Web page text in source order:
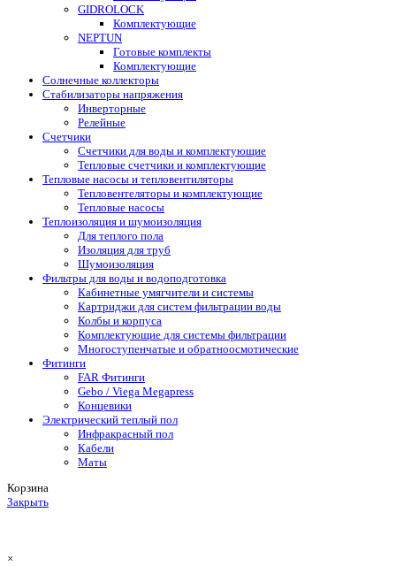
GIDROLOCK
Комплектующие
NEPTUN
Готовые комплекты
Комплектующие
Солнечные коллекторы
Стабилизаторы напряжения
Инверторные
Релейные
Счетчики
Счетчики для воды и комплектующие
Тепловые счетчики и комплектующие
Тепловые насосы и тепловентиляторы
Тепловентеляторы и комплектующие
Тепловые насосы
Теплоизоляция и шумоизоляция
Для теплого пола
Изоляция для труб
Шумоизоляция
Фильтры для воды и водоподготовка
Кабинетные умягчители и системы
Картриджи для систем фильтрации воды
Колбы и корпуса
Комплектующие для системы фильтрации
Многоступенчатые и обратноосмотические
Фитинги
FAR Фитинги
Gebo / Viega Megapress
Концевики
Электрический теплый пол
Инфракрасный пол
Кабели
Маты
Корзина
Закрыть
×